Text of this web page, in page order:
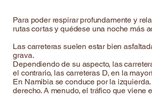
Para poder respirar profundamente y
rutas cortas y quédese una noche más
Las carreteras suelen estar bien
grava.
Dependiendo de su aspecto, las
el contrario, las carreteras D, en la
En Namibia se conduce por la
derecho. A menudo, el tráfico que viene